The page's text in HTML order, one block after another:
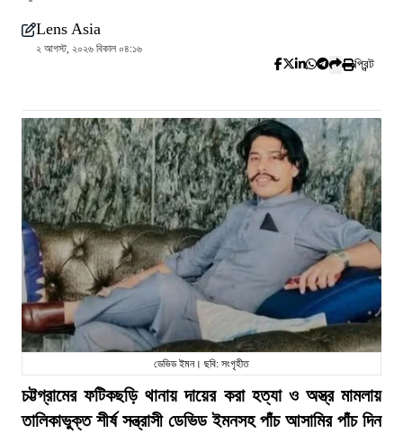
Lens Asia
২ আগস্ট, ২০২৬ বিকাল ০৪:১৬
প্রিন্ট
ডেভিড ইমন। ছবি: সংগৃহীত
চট্টগ্রামের ফটিকছড়ি থানায় দায়ের করা হত্যা ও অস্ত্র মামলায়
তালিকাভুক্ত শীর্ষ সন্ত্রাসী ডেভিড ইমনসহ পাঁচ আসামির পাঁচ দিন